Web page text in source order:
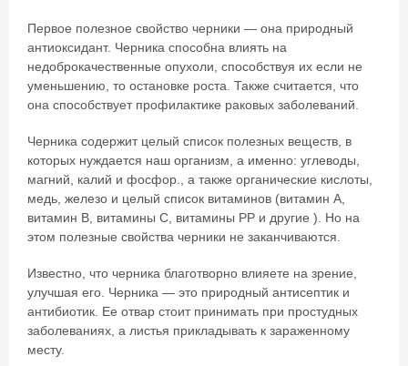
Первое полезное свойство черники — она природный
антиоксидант. Черника способна влиять на
недоброкачественные опухоли, способствуя их если не
уменьшению, то остановке роста. Также считается, что
она способствует профилактике раковых заболеваний.
Черника содержит целый список полезных веществ, в
которых нуждается наш организм, а именно: углеводы,
магний, калий и фосфор., а также органические кислоты,
медь, железо и целый список витаминов (витамин А,
витамин В, витамины С, витамины РР и другие ). Но на
этом полезные свойства черники не заканчиваются.
Известно, что черника благотворно влияете на зрение,
улучшая его. Черника — это природный антисептик и
антибиотик. Ее отвар стоит принимать при простудных
заболеваниях, а листья прикладывать к зараженному
месту.